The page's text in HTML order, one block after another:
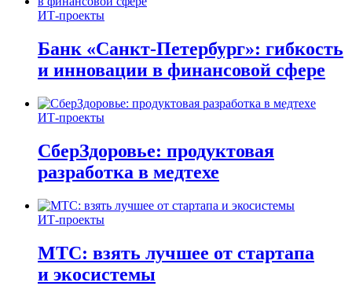
ИТ-проекты
Банк «Санкт-Петербург»: гибкость
и инновации в финансовой сфере
ИТ-проекты
СберЗдоровье: продуктовая
разработка в медтехе
ИТ-проекты
МТС: взять лучшее от стартапа
и экосистемы